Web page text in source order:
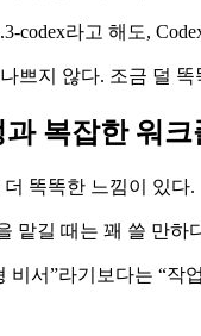
codex라고 해도,
쁘지 않다. 조금 덜
복잡한 워크
더 똑똑한 느낌이 있다.
맡길 때는 꽤 쓸 만
비서”라기보다는 “